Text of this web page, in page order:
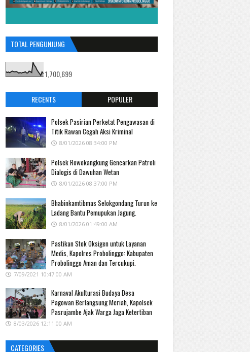
TOTAL PENGUNJUNG
1,700,699
RECENTS POPULER
Polsek Pasirian Perketat Pengawasan di
Titik Rawan Cegah Aksi Kriminal
8/01/2026 08:34:00 PM
Polsek Rowokangkung Gencarkan Patroli
Dialogis di Dawuhan Wetan
8/01/2026 08:37:00 PM
Bhabinkamtibmas Selokgondang Turun ke
Ladang Bantu Pemupukan Jagung.
8/01/2026 01:49:00 AM
Pastikan Stok Oksigen untuk Layanan
Medis, Kapolres Probolinggo: Kabupaten
Probolinggo Aman dan Tercukupi.
7/09/2021 10:47:00 AM
Karnaval Akulturasi Budaya Desa
Pagowan Berlangsung Meriah, Kapolsek
Pasrujambe Ajak Warga Jaga Ketertiban
8/03/2026 12:11:00 AM
CATEGORIES